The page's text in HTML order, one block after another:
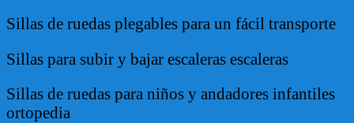
Sillas de ruedas plegables para un fácil transporte
Sillas para subir y bajar escaleras escaleras
Sillas de ruedas para niños y andadores infantiles
ortopedia